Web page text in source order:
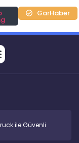
GarHaber
ile Güvenli